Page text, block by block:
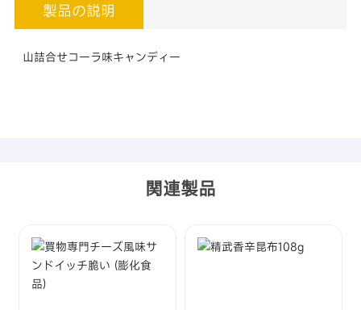
製品の説明
山詰合せコーラ味キャンディー
関連製品